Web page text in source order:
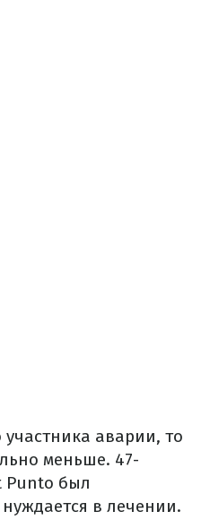
участника аварии, то
меньше. 47-
Punto был
в лечении.